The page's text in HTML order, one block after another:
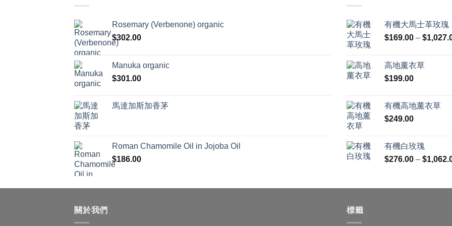
Rosemary (Verbenone) organic
$302.00
Manuka organic
$301.00
馬達加斯加香茅
Roman Chamomile Oil in Jojoba Oil
$186.00
有機大馬士革玫瑰
$169.00 – $
高地薰衣草
$199.00
有機高地薰衣草
$249.00
有機白玫瑰
$276.00 – $
關於我們 標籤